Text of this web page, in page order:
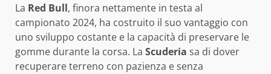
La Red Bull, finora nettamente in testa al
campionato 2024, ha costruito il suo vantaggio con
uno sviluppo costante e la capacità di preservare le
gomme durante la corsa. La Scuderia sa di dover
recuperare terreno con pazienza e senza